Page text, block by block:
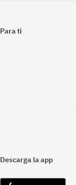
Para ti
Descarga la app